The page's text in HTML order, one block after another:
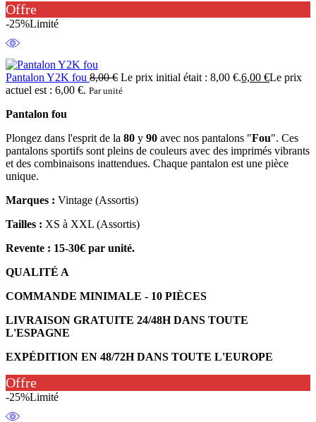
Offre
-25%Limité
Pantalon Y2K fou 8,00€ Le prix initial était : 8,00 €.6,00 €Le prix
actuel est : 6,00 €. Par unité
Pantalon fou
Plongez dans l'esprit de la 80 y 90 avec nos pantalons "Fou". Ces
pantalons sportifs sont pleins de couleurs avec des imprimés vibrants
et des combinaisons inattendues. Chaque pantalon est une pièce
unique.
Marques : Vintage (Assortis)
Tailles : XS à XXL (Assortis)
Revente : 15-30€ par unité.
QUALITÉ A
COMMANDE MINIMALE - 10 PIÈCES
LIVRAISON GRATUITE 24/48H DANS TOUTE
L'ESPAGNE
EXPÉDITION EN 48/72H DANS TOUTE L'EUROPE
Offre
-25%Limité